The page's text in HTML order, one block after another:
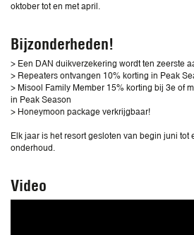
oktober tot en met april.
Bijzonderheden!
> Een DAN duikverzekering wordt ten zeerste
> Repeaters ontvangen 10% korting in Peak
> Misool Family Member 15% korting bij 3e of
in Peak Season
> Honeymoon package verkrijgbaar!
Elk jaar is het resort gesloten van begin juni tot
onderhoud.
Video